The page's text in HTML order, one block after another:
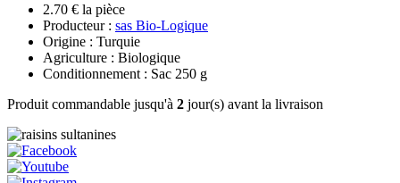
2.70 € la pièce
Producteur : sas Bio-Logique
Origine : Turquie
Agriculture : Biologique
Conditionnement : Sac 250 g
Produit commandable jusqu'à 2 jour(s) avant la livraison